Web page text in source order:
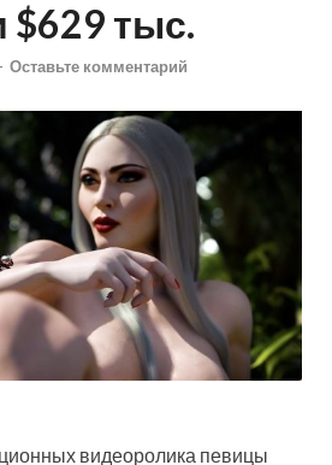
$629 тыс.
- Оставьте комментарий
видеоролика певицы